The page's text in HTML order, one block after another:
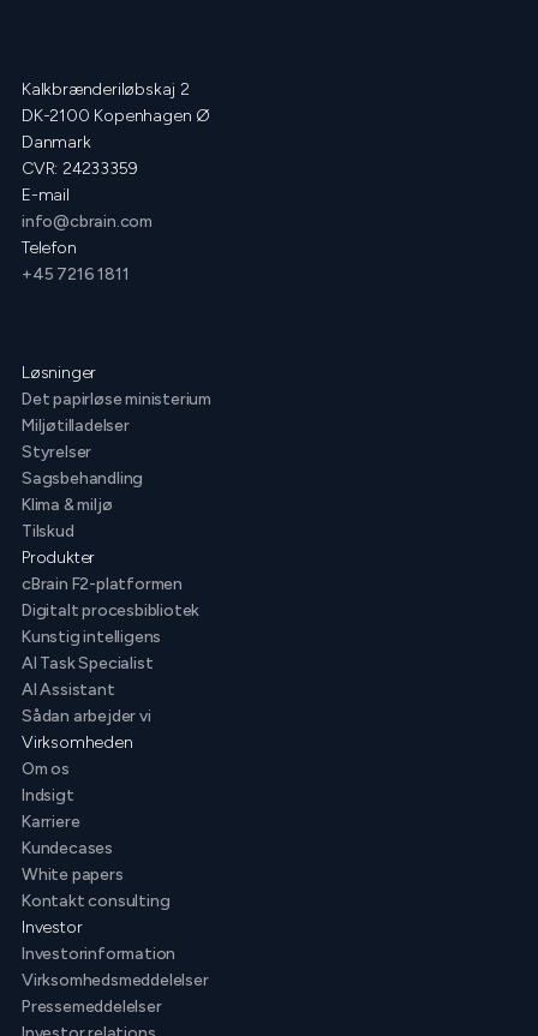
Kalkbrænderiløbskaj 2
DK-2100 Kopenhagen Ø
Danmark
CVR: 24233359
E-mail
info@cbrain.com
Telefon
+45 7216 1811
Løsninger
Det papirløse ministerium
Miljøtilladelser
Styrelser
Sagsbehandling
Klima & miljø
Tilskud
Produkter
cBrain F2-platformen
Digitalt procesbibliotek
Kunstig intelligens
AI Task Specialist
AI Assistant
Sådan arbejder vi
Virksomheden
Om os
Indsigt
Karriere
Kundecases
White papers
Kontakt consulting
Investor
Investorinformation
Virksomhedsmeddelelser
Pressemeddelelser